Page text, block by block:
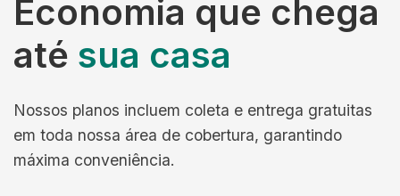
Economia que chega
até sua casa
Nossos planos incluem coleta e entrega gratuitas
em toda nossa área de cobertura, garantindo
máxima conveniência.